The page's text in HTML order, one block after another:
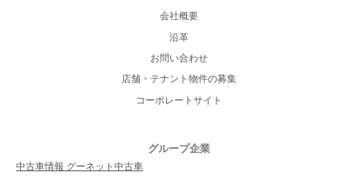
会社概要
沿革
お問い合わせ
店舗・テナント物件の募集
コーポレートサイト
グループ企業
中古車情報 グーネット中古車